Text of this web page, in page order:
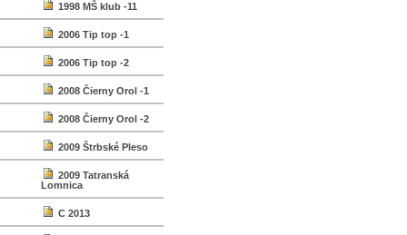
1998 MŠ klub -11
2006 Tip top -1
2006 Tip top -2
2008 Čierny Orol -1
2008 Čierny Orol -2
2009 Štrbské Pleso
2009 Tatranská
Lomnica
C 2013